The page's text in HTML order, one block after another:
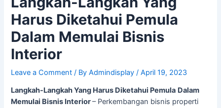
Harus Diketahui Pemula
Dalam Memulai Bisnis
Interior
Leave a Comment / ByAdmindisplay/April 19, 2023
Langkah-Langkah Yang Harus Diketahui Pemula Dalam
Memulai Bisnis Interior– Perkembangan bisnis properti